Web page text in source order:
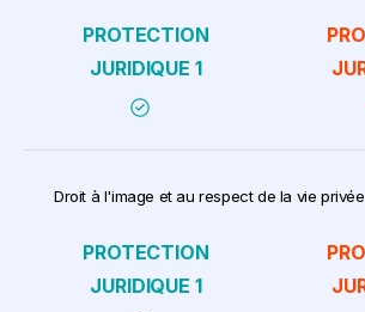
Droit à l'image et au respect de la vie privée